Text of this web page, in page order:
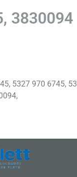
5327 970 6745,